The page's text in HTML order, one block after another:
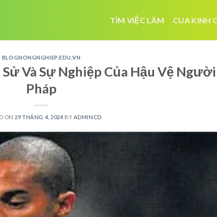
TÌM VIỆC LÀM CUA KINH
BLOGNONGNGHIEP.EDU.VN
Và Sự Nghiệp Của Hậu Vệ Người
Pháp
ON 29 THÁNG 4, 2024 BY ADMINCD